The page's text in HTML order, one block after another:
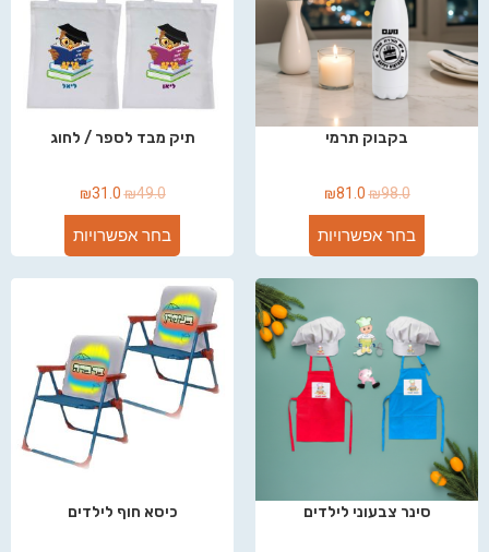
בקבוק תרמי
₪98.0
₪81.0
בחר אפשרויות
תיק מבד לספר / לחוג
₪49.0
₪31.0
בחר אפשרויות
סינר צבעוני לילדים כיסא חוף לילדים